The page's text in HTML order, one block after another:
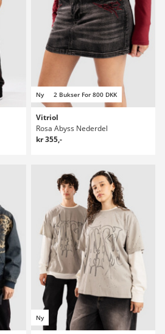
Ny 2 Bukser For 800 DKK
Vitriol
Rosa Abyss Nederdel
kr 355,-
Ny